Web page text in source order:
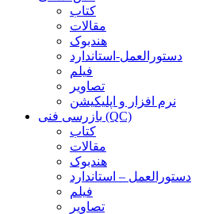
کتاب
مقالات
هندبوک
دستورالعمل-استاندارد
فیلم
تصاویر
نرم افزار و اپلیکیشن
بازرسی فنی (QC)
کتاب
مقالات
هندبوک
دستورالعمل – استاندارد
فیلم
تصاویر